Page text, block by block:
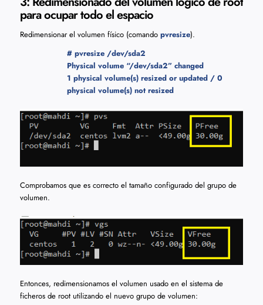
para ocupar todo el espacio
Redimensionar el volumen físico (comando pvresize).
# pvresize /dev/sda2
Physical volume “/dev/sda2” changed
1 physical volume(s) resized or updated / 0
physical volume(s) not resized
Comprobamos que es correcto el tamaño configurado del grupo de
volumen.
Entonces, redimensionamos el volumen usado en el sistema de
ficheros de root utilizando el nuevo grupo de volumen: